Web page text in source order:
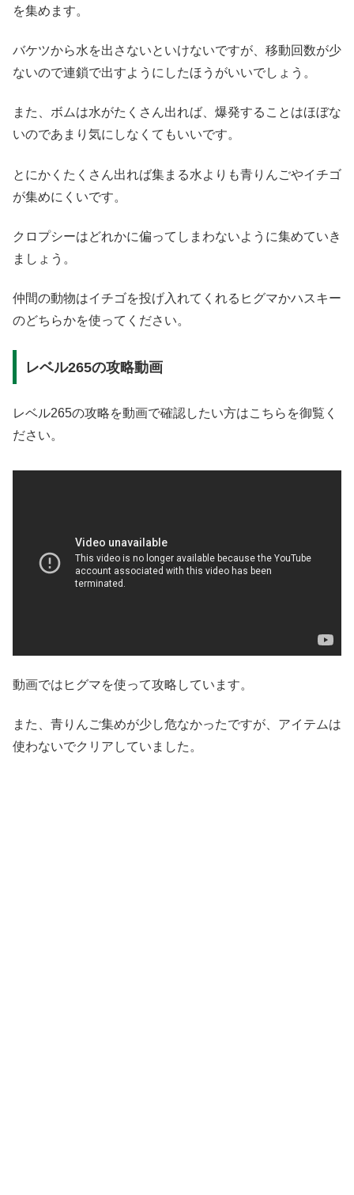
を集めます。
バケツから水を出さないといけないですが、移動回数が少
ないので連鎖で出すようにしたほうがいいでしょう。
また、ボムは水がたくさん出れば、爆発することはほぼな
いのであまり気にしなくてもいいです。
とにかくたくさん出れば集まる水よりも青りんごやイチゴ
が集めにくいです。
クロプシーはどれかに偏ってしまわないように集めていき
ましょう。
仲間の動物はイチゴを投げ入れてくれるヒグマかハスキー
のどちらかを使ってください。
レベル265の攻略動画
レベル265の攻略を動画で確認したい方はこちらを御覧く
ださい。
動画ではヒグマを使って攻略しています。
また、青りんご集めが少し危なかったですが、アイテムは
使わないでクリアしていました。